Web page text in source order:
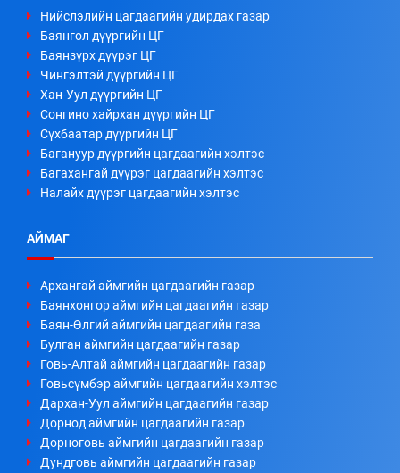
Нийслэлийн цагдаагийн удирдах газар
Баянгол дүүргийн ЦГ
Баянзүрх дүүрэг ЦГ
Чингэлтэй дүүргийн ЦГ
Хан-Уул дүүргийн ЦГ
Сонгино хайрхан дүүргийн ЦГ
Сүхбаатар дүүргийн ЦГ
Багануур дүүргийн цагдаагийн хэлтэс
Багахангай дүүрэг цагдаагийн хэлтэс
Налайх дүүрэг цагдаагийн хэлтэс
АЙМАГ
Архангай аймгийн цагдаагийн газар
Баянхонгор аймгийн цагдаагийн газар
Баян-Өлгий аймгийн цагдаагийн газа
Булган аймгийн цагдаагийн газар
Говь-Алтай аймгийн цагдаагийн газар
Говьсүмбэр аймгийн цагдаагийн хэлтэс
Дархан-Уул аймгийн цагдаагийн газар
Дорнод аймгийн цагдаагийн газар
Дорноговь аймгийн цагдаагийн газар
Дундговь аймгийн цагдаагийн газар